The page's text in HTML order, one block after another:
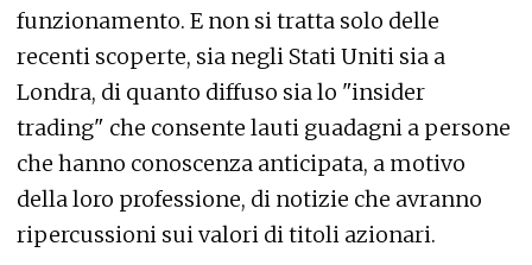
funzionamento. E non si tratta solo delle
recenti scoperte, sia negli Stati Uniti sia a
Londra, di quanto diffuso sia lo "insider
trading" che consente lauti guadagni a persone
che hanno conoscenza anticipata, a motivo
della loro professione, di notizie che avranno
ripercussioni sui valori di titoli azionari.